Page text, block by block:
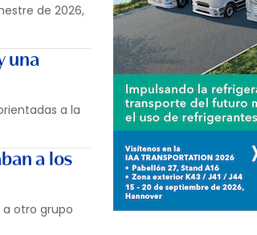
de 2026,
una
a la
a los
a otro grupo